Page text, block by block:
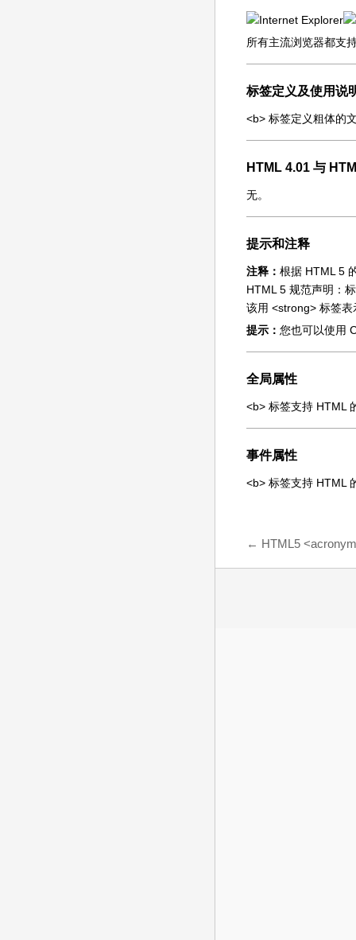
所有主流浏览器都支
标签定义及使用说
<b> 标签定义粗体的
HTML 4.01 与
无。
提示和注释
注释： 根据 HTML 5
HTML 5 规范声明：
该用 <strong> 标签
提示： 您也可以使用
全局属性
<b> 标签支持 HTML
事件属性
<b> 标签支持 HTML
← HTML5